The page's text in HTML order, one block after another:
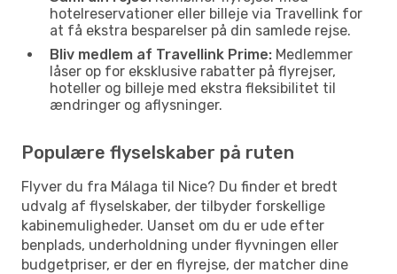
hotelreservationer eller billeje via Travellink for
at få ekstra besparelser på din samlede rejse.
Bliv medlem af Travellink Prime: Medlemmer
låser op for eksklusive rabatter på flyrejser,
hoteller og billeje med ekstra fleksibilitet til
ændringer og aflysninger.
Populære flyselskaber på ruten
Flyver du fra Málaga til Nice? Du finder et bredt
udvalg af flyselskaber, der tilbyder forskellige
kabinemuligheder. Uanset om du er ude efter
benplads, underholdning under flyvningen eller
budgetpriser, er der en flyrejse, der matcher dine